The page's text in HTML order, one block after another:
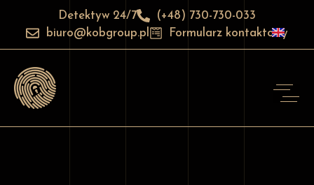
Detektyw 24/7
(+48) 730-730-033
biuro@kobgroup.pl
Formularz kontaktowy